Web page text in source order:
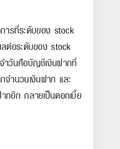
ารที่ระดับของ stock
อระดับของ stock
ำวันคือบัญชีเงินฝากที่
ำนวนเงินฝาก และ
กอีก กลายเป็นดอกเบี้ย